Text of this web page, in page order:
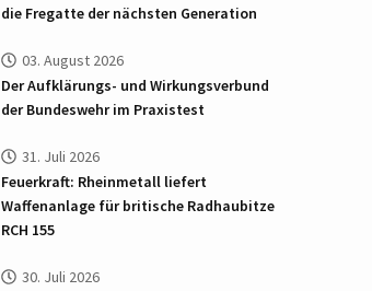
die Fregatte der nächsten Generation
03. August 2026
Der Aufklärungs- und Wirkungsverbund
der Bundeswehr im Praxistest
31. Juli 2026
Feuerkraft: Rheinmetall liefert
Waffenanlage für britische Radhaubitze
RCH 155
30. Juli 2026